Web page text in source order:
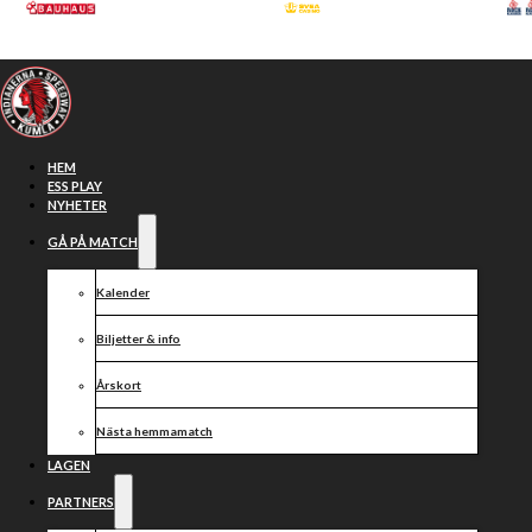
Hoppa till huvudinnehåll
HEM
ESS PLAY
NYHETER
GÅ PÅ MATCH
Kalender
Biljetter & info
Årskort
Nästa hemmamatch
LAGEN
PARTNERS
MEDLEMSMÖTE